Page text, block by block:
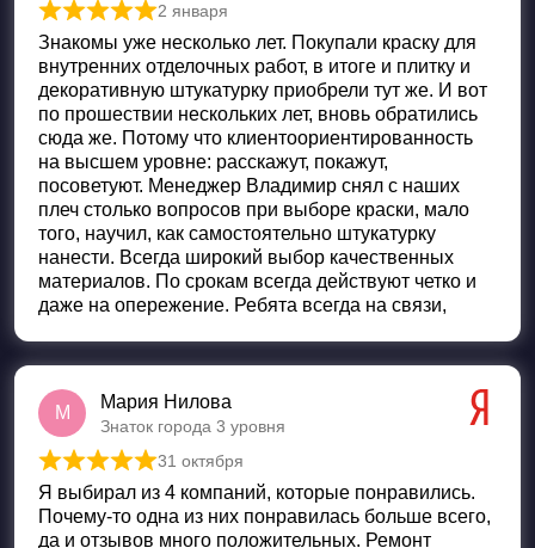
Оценка из 5
2 января
Знакомы уже несколько лет. Покупали краску для
внутренних отделочных работ, в итоге и плитку и
декоративную штукатурку приобрели тут же. И вот
по прошествии нескольких лет, вновь обратились
сюда же. Потому что клиентоориентированность
на высшем уровне: расскажут, покажут,
посоветуют. Менеджер Владимир снял с наших
плеч столько вопросов при выборе краски, мало
того, научил, как самостоятельно штукатурку
нанести. Всегда широкий выбор качественных
материалов. По срокам всегда действуют четко и
даже на опережение. Ребята всегда на связи,
М
Мария Нилова
Знаток города 3 уровня
Оценка
31 октября
Я выбирал из 4 компаний, которые понравились.
Почему-то одна из них понравилась больше всего,
да и отзывов много положительных. Ремонт